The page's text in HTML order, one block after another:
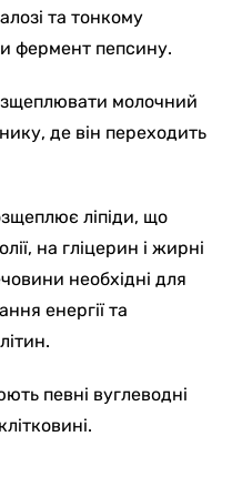
та тонкому
фермент пепсину.
молочний
де він переходить
ліпіди, що
на гліцерин і жирні
необхідні для
енергії та
певні вуглеводні